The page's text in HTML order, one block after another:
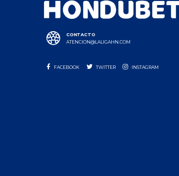
CONTACTO
ATENCION@LALIGAHN.COM
FACEBOOK TWITTER INSTAGRAM